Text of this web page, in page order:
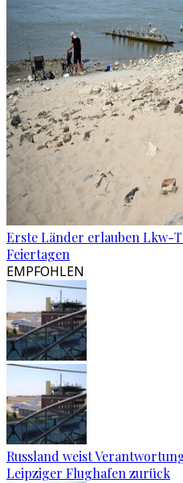
Erste Länder erlauben Lkw-
Feiertagen
EMPFOHLEN
Russland weist
Leipziger Flughafen zurück